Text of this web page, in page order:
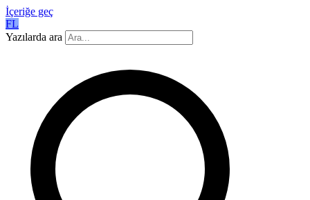
İçeriğe geç
FL
Yazılarda ara